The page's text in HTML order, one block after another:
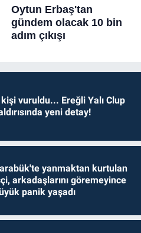
vuruldu... Ereğli Yalı Clup
yeni detay!
yanmaktan kurtulan
arkadaşlarını göremeyince
panik yaşadı